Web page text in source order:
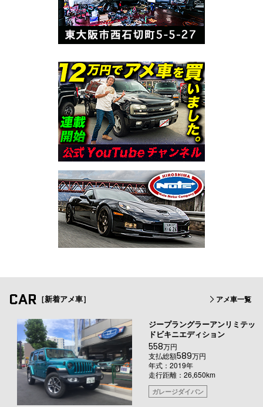
CAR ［新着アメ車］ アメ車一覧
ジープラングラーアンリミテッ
ドビキニエディション
558万円
支払総額589万円
年式：2019年
走行距離：26,650km
ガレージダイバン